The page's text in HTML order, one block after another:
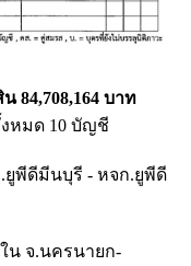
84,708,164 บาท
งหมด 10 บัญชี
.ยูพีดีมีนบุรี - หจก.ยูพีดี
น จ.นครนายก-